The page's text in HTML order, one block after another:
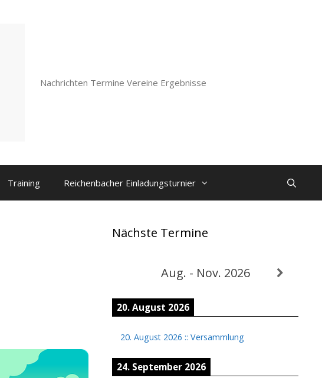
Nachrichten Termine Vereine Ergebnisse
Training Reichenbacher Einladungsturnier
Nächste Termine
Aug. - Nov. 2026
20. August 2026
20. August 2026 :: Versammlung
24. September 2026